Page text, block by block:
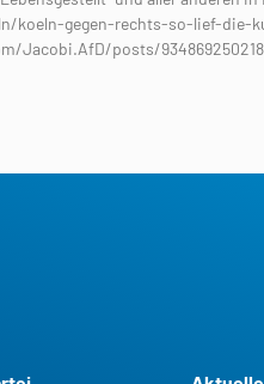
koeln-gegen-rechts-so-lief-die-
Jacobi.AfD/posts/